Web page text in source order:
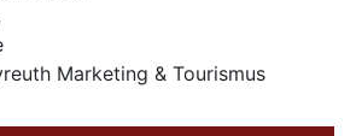
Marketing & Tourismus